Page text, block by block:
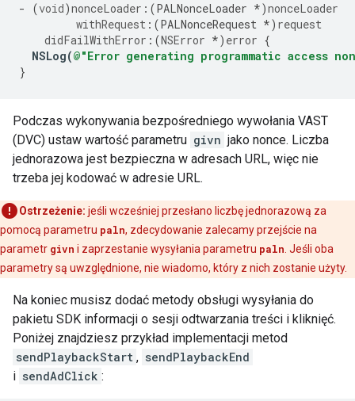
- (void)nonceLoader: (PALNonceLoader *)nonceLoader
withRequest :(PALNonceRequest *) request
didFailWithError :(NSError *) error {
NSLog(@"Error generating programmatic access
}
Podczas wykonywania bezpośredniego wywołania VAST
(DVC) ustaw wartość parametru givn jako nonce. Liczba
jednorazowa jest bezpieczna w adresach URL, więc nie
trzeba jej kodować w adresie URL.
Ostrzeżenie: jeśli wcześniej przesłano liczbę jednorazową za
pomocą parametru paln, zdecydowanie zalecamy przejście na
parametr givn i zaprzestanie wysyłania parametru paln . Jeśli oba
parametry są uwzględnione, nie wiadomo, który z nich zostanie użyty.
Na koniec musisz dodać metody obsługi wysyłania do
pakietu SDK informacji o sesji odtwarzania treści i kliknięć.
Poniżej znajdziesz przykład implementacji metod
sendPlaybackStart , sendPlaybackEnd
i sendAdClick :